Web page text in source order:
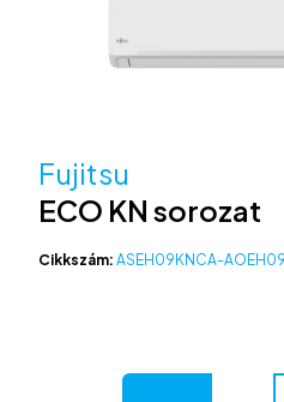
Fujitsu
ECO KN sorozat
Cikkszám: ASEH09KNCA-